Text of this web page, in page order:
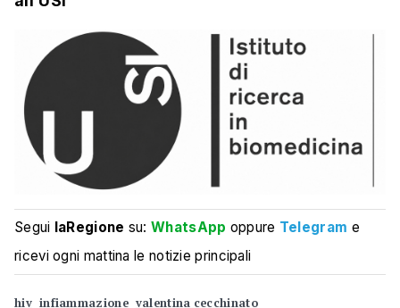
Segui laRegione su:WhatsApp oppure Telegram e
ricevi ogni mattina le notizie principali
hiv infiammazione valentina cecchinato